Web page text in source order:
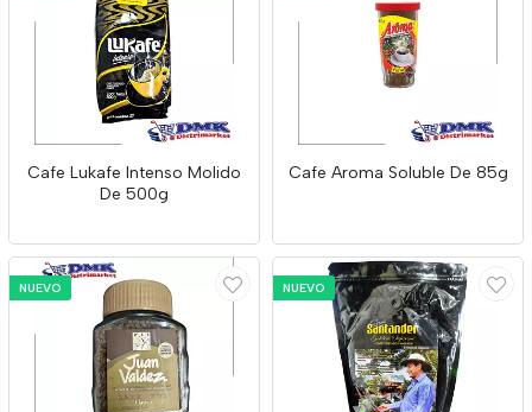
Cafe Lukafe Intenso Molido
De 500g
Cafe Aroma Soluble De 85g
NUEVO NUEVO